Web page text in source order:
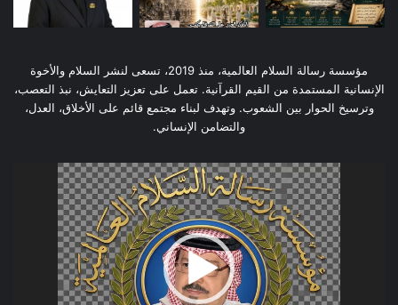
مؤسسة رسالة السلام العالمية، منذ 2019، تسعى لنشر السلام والأخوة
الإنسانية المستمدة من القيم القرآنية. تعمل على تعزيز التعايش، نبذ التعصب،
وترسيخ الحوار بين الشعوب. وتهدف لبناء مجتمع قائم على الأخلاق، العدل،
والتضامن الإنساني.